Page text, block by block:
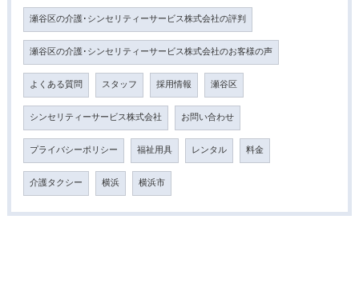
瀬谷区の介護･シンセリティーサービス株式会社の評判
瀬谷区の介護･シンセリティーサービス株式会社のお客様の声
よくある質問 スタッフ 採用情報 瀬谷区
シンセリティーサービス株式会社 お問い合わせ
プライバシーポリシー 福祉用具 レンタル 料金
介護タクシー 横浜 横浜市